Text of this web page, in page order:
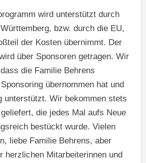
wird unterstützt durch
bzw. durch die EU,
der Kosten übernimmt. Der
über Sponsoren getragen. Wir
die Familie Behrens
übernommen hat und
unterstützt. Wir bekommen stets
die jedes Mal aufs Neue
bestückt wurde. Vielen
liebe Familie Behrens, aber
herzlichen Mitarbeiterinnen und